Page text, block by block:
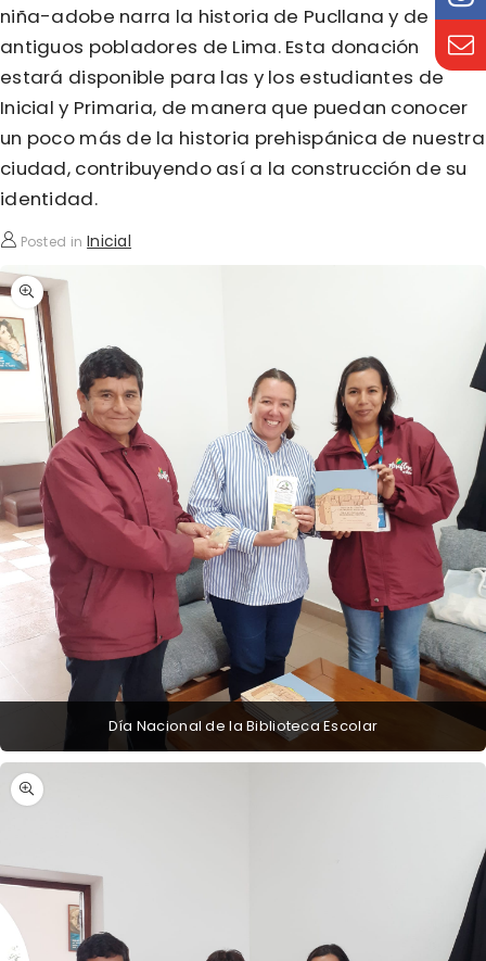
niña-adobe narra la historia de Pucllana y de los
antiguos pobladores de Lima. Esta donación
estará disponible para las y los estudiantes de
Inicial y Primaria, de manera que puedan conocer
un poco más de la historia prehispánica de nuestra
ciudad, contribuyendo así a la construcción de su
identidad.
Posted in Inicial
Día Nacional de la Biblioteca Escolar